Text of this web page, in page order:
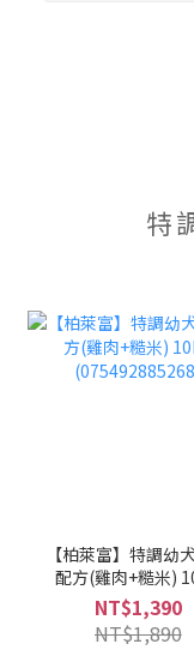
特
【柏萊富】特調幼
配方(雞肉+糙米)
(075492885268)
NT$1,390
NT$1,890